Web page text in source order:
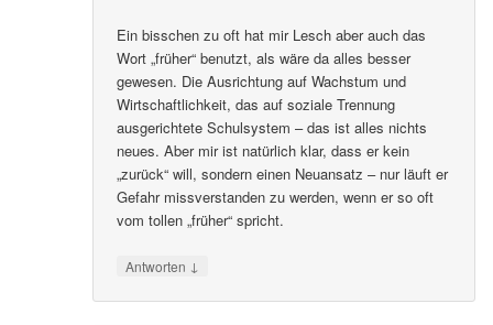
Ein bisschen zu oft hat mir Lesch aber auch das
Wort „früher“ benutzt, als wäre da alles besser
gewesen. Die Ausrichtung auf Wachstum und
Wirtschaftlichkeit, das auf soziale Trennung
ausgerichtete Schulsystem – das ist alles nichts
neues. Aber mir ist natürlich klar, dass er kein
„zurück“ will, sondern einen Neuansatz – nur läuft er
Gefahr missverstanden zu werden, wenn er so oft
vom tollen „früher“ spricht.
Antworten ↓